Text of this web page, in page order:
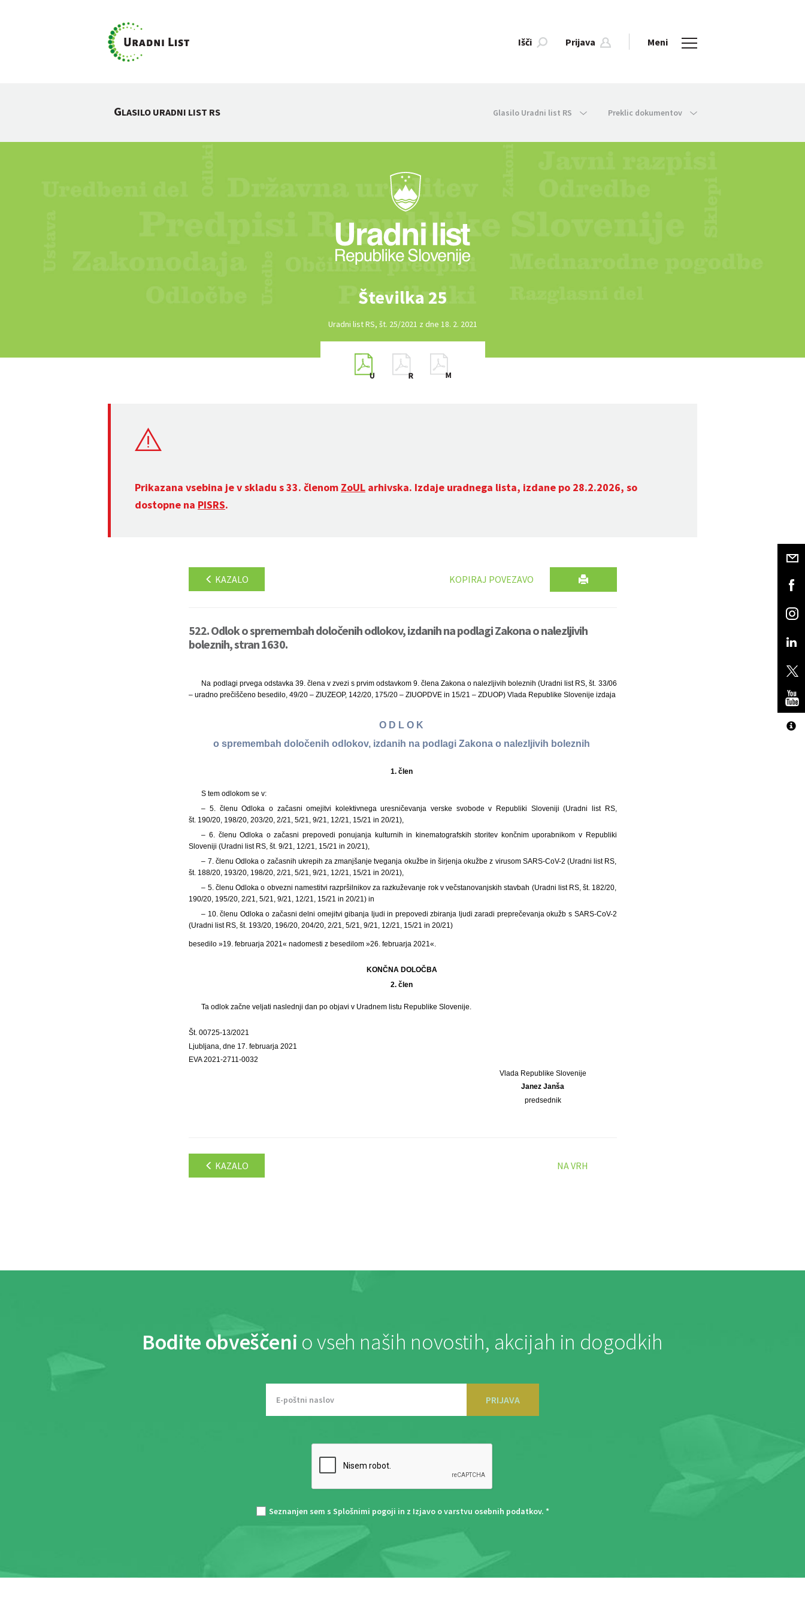
Išči Prijava Meni
GLASILO URADNI LIST RS Glasilo Uradni list RS Preklic dokumentov
Številka 25
Uradni list RS, št. 25/2021 z dne 18. 2. 2021
Prikazana vsebina je v skladu s 33. členom ZoUL arhivska. Izdaje uradnega lista, izdane po 28.2.2026, so
dostopne na PISRS.
KAZALO KOPIRAJ POVEZAVO
522. Odlok o spremembah določenih odlokov, izdanih na podlagi Zakona o nalezljivih
boleznih, stran 1630.
Na podlagi prvega odstavka 39. člena v zvezi s prvim odstavkom 9. člena Zakona o nalezljivih boleznih (Uradni list RS, št. 33/06
– uradno prečiščeno besedilo, 49/20 – ZIUZEOP, 142/20, 175/20 – ZIUOPDVE in 15/21 – ZDUOP) Vlada Republike Slovenije izdaja
O D L O K
o spremembah določenih odlokov, izdanih na podlagi Zakona o nalezljivih boleznih
1. člen
S tem odlokom se v:
‒ 5. členu Odloka o začasni omejitvi kolektivnega uresničevanja verske svobode v Republiki Sloveniji (Uradni list RS,
št. 190/20, 198/20, 203/20, 2/21, 5/21, 9/21, 12/21, 15/21 in 20/21),
‒ 6. členu Odloka o začasni prepovedi ponujanja kulturnih in kinematografskih storitev končnim uporabnikom v Republiki
Sloveniji (Uradni list RS, št. 9/21, 12/21, 15/21 in 20/21),
‒ 7. členu Odloka o začasnih ukrepih za zmanjšanje tveganja okužbe in širjenja okužbe z virusom SARS-CoV-2 (Uradni list RS,
št. 188/20, 193/20, 198/20, 2/21, 5/21, 9/21, 12/21, 15/21 in 20/21),
‒ 5. členu Odloka o obvezni namestitvi razpršilnikov za razkuževanje rok v večstanovanjskih stavbah (Uradni list RS, št. 182/20,
190/20, 195/20, 2/21, 5/21, 9/21, 12/21, 15/21 in 20/21) in
‒ 10. členu Odloka o začasni delni omejitvi gibanja ljudi in prepovedi zbiranja ljudi zaradi preprečevanja okužb s SARS-CoV-2
(Uradni list RS, št. 193/20, 196/20, 204/20, 2/21, 5/21, 9/21, 12/21, 15/21 in 20/21)
besedilo »19. februarja 2021« nadomesti z besedilom »26. februarja 2021«.
KONČNA DOLOČBA
2. člen
Ta odlok začne veljati naslednji dan po objavi v Uradnem listu Republike Slovenije.
Št. 00725-13/2021
Ljubljana, dne 17. februarja 2021
EVA 2021-2711-0032
Vlada Republike Slovenije
Janez Janša
predsednik
KAZALO NA VRH
Bodite obveščeni o vseh naših novostih, akcijah in dogodkih
PRIJAVA
Seznanjen sem s Splošnimi pogoji in z Izjavo o varstvu osebnih podatkov. *